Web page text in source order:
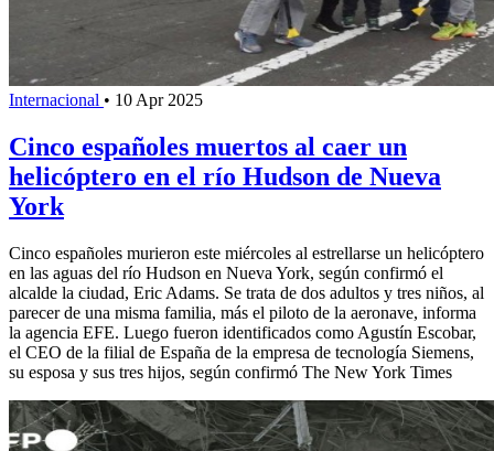
Internacional • 10 Apr 2025
Cinco españoles muertos al caer un
helicóptero en el río Hudson de Nueva
York
Cinco españoles murieron este miércoles al estrellarse un helicóptero
en las aguas del río Hudson en Nueva York, según confirmó el
alcalde la ciudad, Eric Adams. Se trata de dos adultos y tres niños, al
parecer de una misma familia, más el piloto de la aeronave, informa
la agencia EFE. Luego fueron identificados como Agustín Escobar,
el CEO de la filial de España de la empresa de tecnología Siemens,
su esposa y sus tres hijos, según confirmó The New York Times